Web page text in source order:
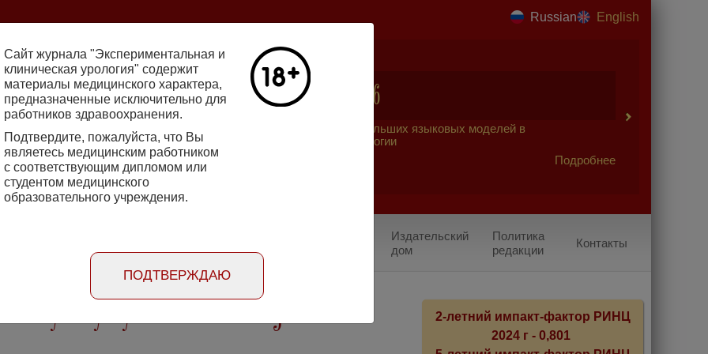
Russian English
2712-8571 10.29188/2222-8543
- основатель НИИ
исследования в НИИ
Подробнее
Номер №2, 2026
Галлюцинации больших языковых моделей в
клинической урологии
Подробнее
i klinicheskaya urologiya
для авторов
рекламодателей
Издательский
дом
Политика
редакции
Контакты
путей у мужчин с гипогонадизмом и
2-летний импакт-фактор РИНЦ
2024 г - 0,801
Сайт журнала "Экспериментальная и
клиническая урология" содержит
материалы медицинского характера,
предназначенные исключительно для
работников здравоохранения.
Подтвердите, пожалуйста, что Вы
являетесь медицинским работником
с соответствующим дипломом или
студентом медицинского
образовательного учреждения.
ПОДТВЕРЖДАЮ